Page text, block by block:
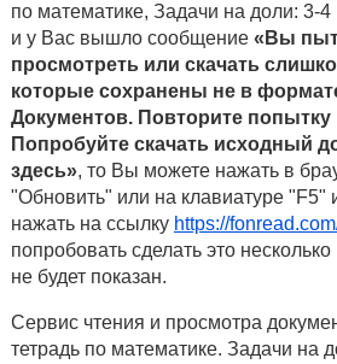
по математике, Задачи на доли: 3-
и у Вас вышло сообщение «Вы
просмотреть или скачать
которые сохранены не в
Документов. Повторите попытку
Попробуйте скачать исходный
здесь», то Вы можете нажать в
"Обновить" или на клавиатуре "F5"
нажать на ссылку https://
попробовать сделать это
не будет показан.
Сервис чтения и просмотра
тетрадь по математике. Задачи на